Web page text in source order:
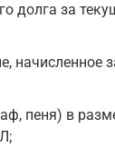
долга за
начисленное
пеня) в